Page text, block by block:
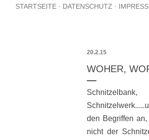
STARTSEITE DATENSCHUTZ
20.2.15
WOHER,
den Begriffen
nicht der